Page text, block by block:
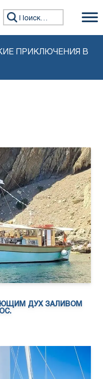
Искать:
ПРИКЛЮЧЕНИЯ В
ДУХ ЗАЛИВОМ